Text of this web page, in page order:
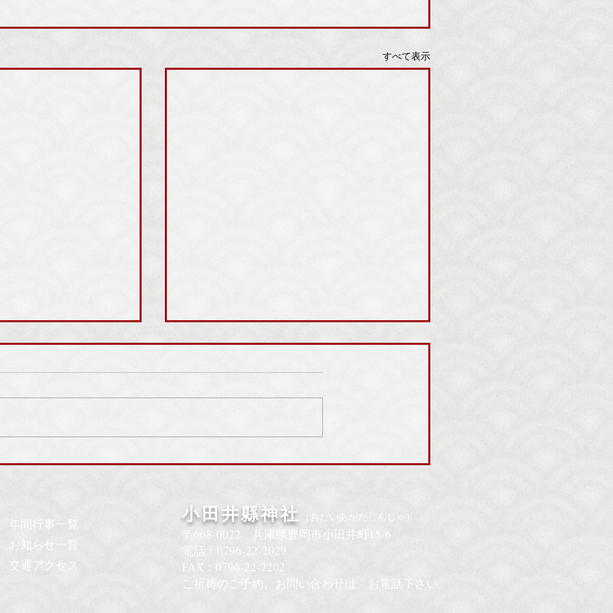
すべて表示
年間行事一覧
お知らせ一覧
交通アクセス
小田井縣神社 （おだいあがたじんじゃ）
〒668-0022​ 兵庫県豊岡市小田井町15-6
電話：0796-22-2029
​FAX：0796-22-2202
​ご祈祷のご予約、お問い合わせは 、お電話 下さい。